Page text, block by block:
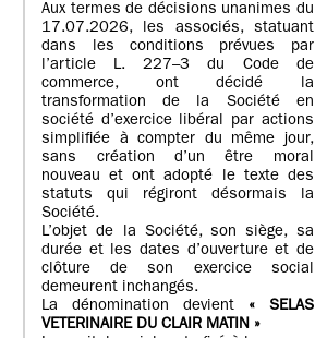
Aux termes de décisions unanimes du
17.07.2026, les associés, statuant
dans les conditions prévues par
l’article L. 227–3 du Code de
commerce, ont décidé la
transformation de la Société en
société d’exercice libéral par actions
simplifiée à compter du même jour,
sans création d’un être moral
nouveau et ont adopté le texte des
statuts qui régiront désormais la
Société.
L’objet de la Société, son siège, sa
durée et les dates d’ouverture et de
clôture de son exercice social
demeurent inchangés.
La dénomination devient « SELAS
VETERINAIRE DU CLAIR MATIN »